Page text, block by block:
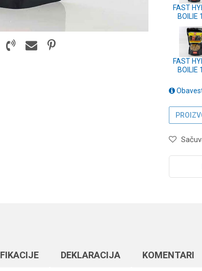
FAST
BOILIE
FISH
FAST
BOILIE
DEKLARACIJA KOMENTARI